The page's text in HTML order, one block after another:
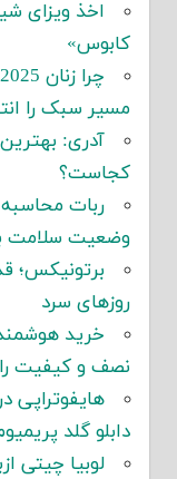
اخذ ویزای
کابوس»
مسیر سبک را
آدری:
کجاست؟
وضعیت سلامت
برتونیکس؛
روزهای سرد
خرید
نصف و کیفیت را
هایفوتراپی
دابلو گلد
لوبیا چیتی